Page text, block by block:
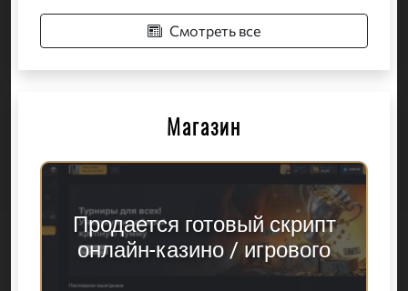
Смотреть все
Магазин
Продается готовый скрипт
онлайн-казино / игрового